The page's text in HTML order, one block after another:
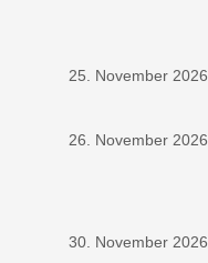
25. November 2026
26. November 2026
30. November 2026